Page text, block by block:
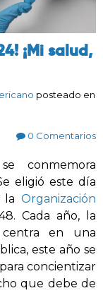
¡Mi salud,
posteado en
0 Comentarios
conmemora
eligió este día
la Organización
Cada año, la
en una
este año se
para concientizar
que debe de